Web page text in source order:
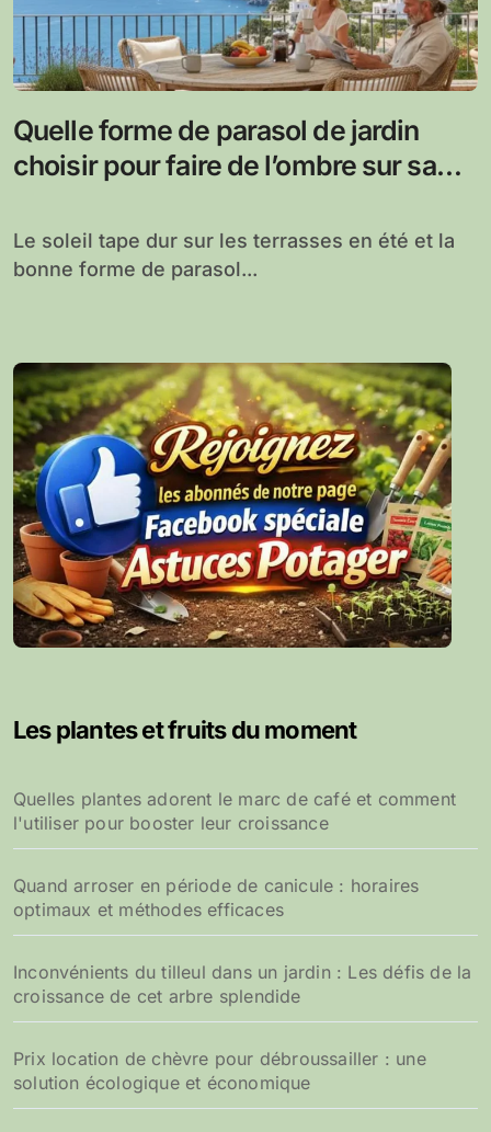
Quelle forme de parasol de jardin
choisir pour faire de l’ombre sur sa
Le soleil tape dur sur les terrasses en été et la
bonne forme de parasol...
Les plantes et fruits du moment
Quelles plantes adorent le marc de café et comment
l'utiliser pour booster leur croissance
Quand arroser en période de canicule : horaires
optimaux et méthodes efficaces
Inconvénients du tilleul dans un jardin : Les défis de la
croissance de cet arbre splendide
Prix location de chèvre pour débroussailler : une
solution écologique et économique